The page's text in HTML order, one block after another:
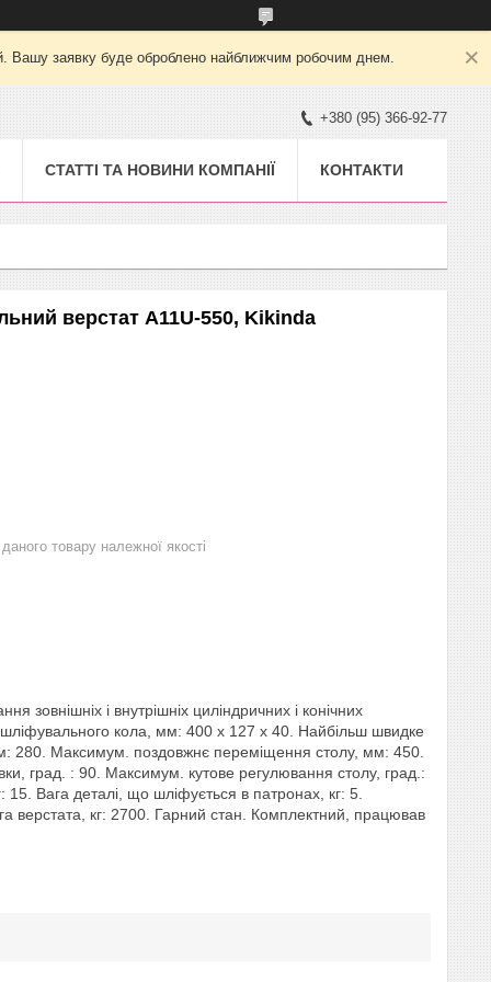
Вашу заявку буде оброблено найближчим робочим днем.
+380 (95) 366-92-77
СТАТТІ ТА НОВИНИ КОМПАНІЇ КОНТАКТИ
верстат А11U-550, Kikinda
товару належної якості
і внутрішніх циліндричних і конічних
кола, мм: 400 х 127 х 40. Найбільш швидке
280. Максимум. поздовжнє переміщення столу, мм: 450.
град. : 90. Максимум. кутове регулювання столу, град.:
Вага деталі, що шліфується в патронах, кг: 5.
верстата, кг: 2700. Гарний стан. Комплектний, працював